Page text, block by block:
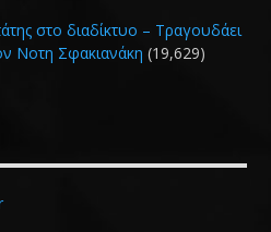
στο διαδίκτυο – Τραγουδάει
Νοτη Σφακιανάκη (19,629)